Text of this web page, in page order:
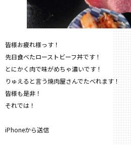
皆様お疲れ様っす！
先日食べたローストビーフ丼です！
とにかく肉で味がめちゃ濃いです！
りゅえると言う焼肉屋さんでたべれます！
皆様も是非！
それでは！
iPhoneから送信